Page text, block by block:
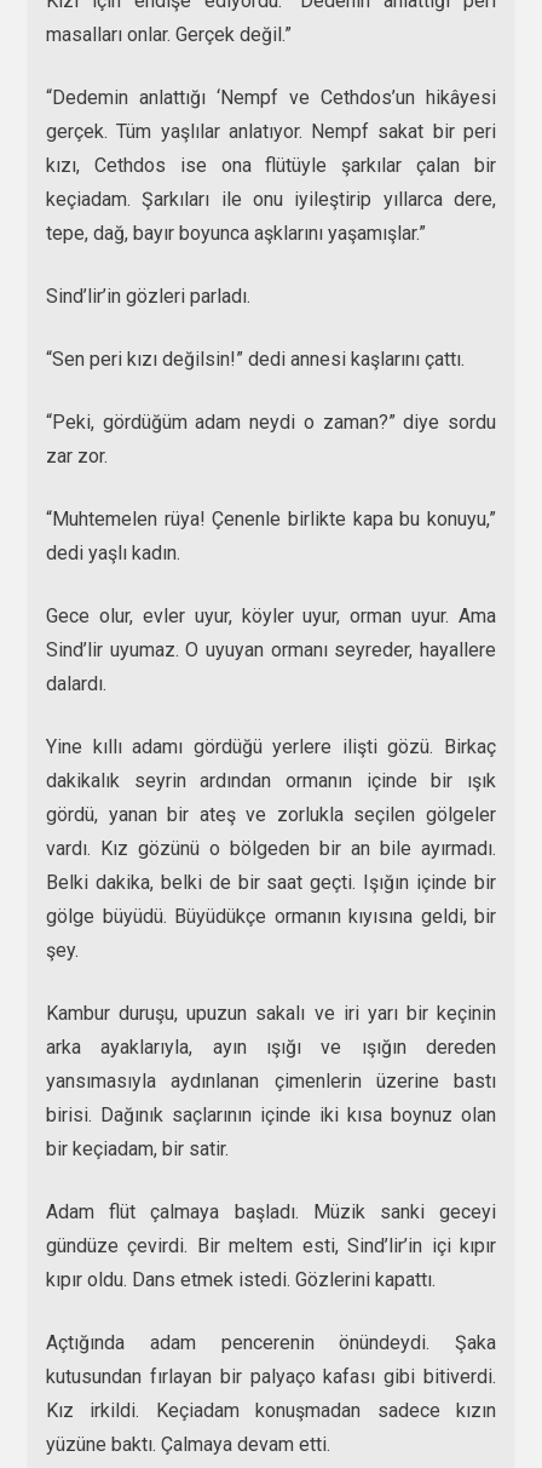
masalları onlar. Gerçek değil.”
“Dedemin anlattığı ‘Nempf ve Cethdos’un hikâyesi
gerçek. Tüm yaşlılar anlatıyor. Nempf sakat bir peri
kızı, Cethdos ise ona flütüyle şarkılar çalan bir
keçiadam. Şarkıları ile onu iyileştirip yıllarca dere,
tepe, dağ, bayır boyunca aşklarını yaşamışlar.”
Sind’lir’in gözleri parladı.
“Sen peri kızı değilsin!” dedi annesi kaşlarını çattı.
“Peki, gördüğüm adam neydi o zaman?” diye sordu
zar zor.
“Muhtemelen rüya! Çenenle birlikte kapa bu konuyu,”
dedi yaşlı kadın.
Gece olur, evler uyur, köyler uyur, orman uyur. Ama
Sind’lir uyumaz. O uyuyan ormanı seyreder, hayallere
dalardı.
Yine kıllı adamı gördüğü yerlere ilişti gözü. Birkaç
dakikalık seyrin ardından ormanın içinde bir ışık
gördü, yanan bir ateş ve zorlukla seçilen gölgeler
vardı. Kız gözünü o bölgeden bir an bile ayırmadı.
Belki dakika, belki de bir saat geçti. Işığın içinde bir
gölge büyüdü. Büyüdükçe ormanın kıyısına geldi, bir
şey.
Kambur duruşu, upuzun sakalı ve iri yarı bir keçinin
arka ayaklarıyla, ayın ışığı ve ışığın dereden
yansımasıyla aydınlanan çimenlerin üzerine bastı
birisi. Dağınık saçlarının içinde iki kısa boynuz olan
bir keçiadam, bir satir.
Adam flüt çalmaya başladı. Müzik sanki geceyi
gündüze çevirdi. Bir meltem esti, Sind’lir’in içi kıpır
kıpır oldu. Dans etmek istedi. Gözlerini kapattı.
Açtığında adam pencerenin önündeydi. Şaka
kutusundan fırlayan bir palyaço kafası gibi bitiverdi.
Kız irkildi. Keçiadam konuşmadan sadece kızın
yüzüne baktı. Çalmaya devam etti.